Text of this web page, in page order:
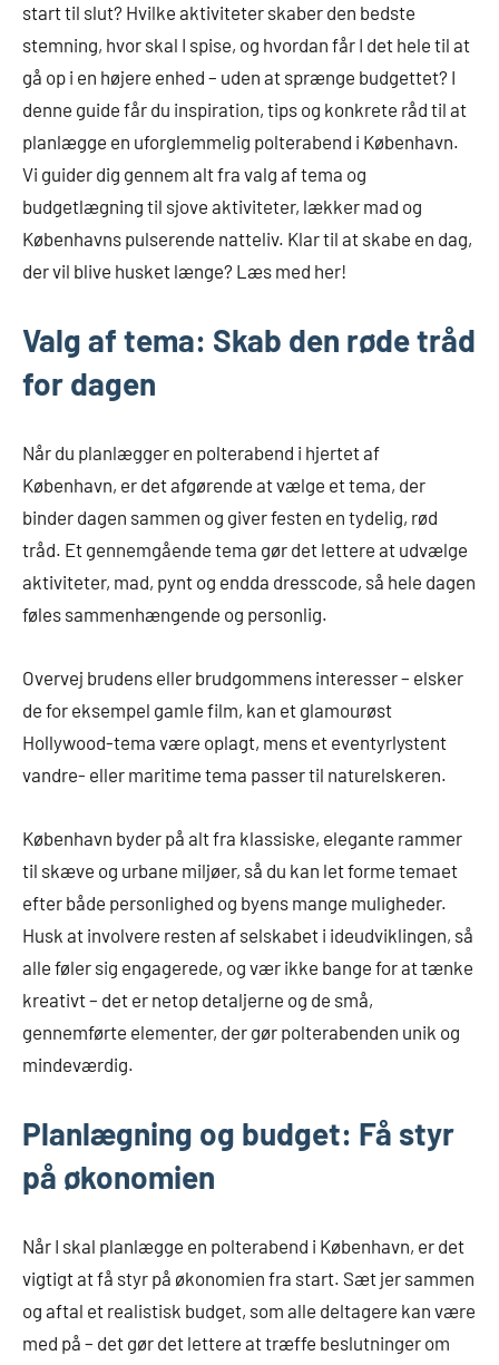
start til slut? Hvilke aktiviteter skaber den bedste
stemning, hvor skal I spise, og hvordan får I det hele til at
gå op i en højere enhed – uden at sprænge budgettet? I
denne guide får du inspiration, tips og konkrete råd til at
planlægge en uforglemmelig polterabend i København.
Vi guider dig gennem alt fra valg af tema og
budgetlægning til sjove aktiviteter, lækker mad og
Københavns pulserende natteliv. Klar til at skabe en dag,
der vil blive husket længe? Læs med her!
Valg af tema: Skab den røde tråd
for dagen
Når du planlægger en polterabend i hjertet af
København, er det afgørende at vælge et tema, der
binder dagen sammen og giver festen en tydelig, rød
tråd. Et gennemgående tema gør det lettere at udvælge
aktiviteter, mad, pynt og endda dresscode, så hele dagen
føles sammenhængende og personlig.
Overvej brudens eller brudgommens interesser – elsker
de for eksempel gamle film, kan et glamourøst
Hollywood-tema være oplagt, mens et eventyrlystent
vandre- eller maritime tema passer til naturelskeren.
København byder på alt fra klassiske, elegante rammer
til skæve og urbane miljøer, så du kan let forme temaet
efter både personlighed og byens mange muligheder.
Husk at involvere resten af selskabet i ideudviklingen, så
alle føler sig engagerede, og vær ikke bange for at tænke
kreativt – det er netop detaljerne og de små,
gennemførte elementer, der gør polterabenden unik og
mindeværdig.
Planlægning og budget: Få styr
på økonomien
Når I skal planlægge en polterabend i København, er det
vigtigt at få styr på økonomien fra start. Sæt jer sammen
og aftal et realistisk budget, som alle deltagere kan være
med på – det gør det lettere at træffe beslutninger om